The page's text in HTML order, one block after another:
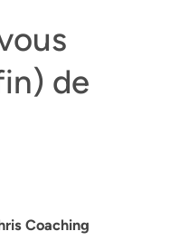
de
Coaching